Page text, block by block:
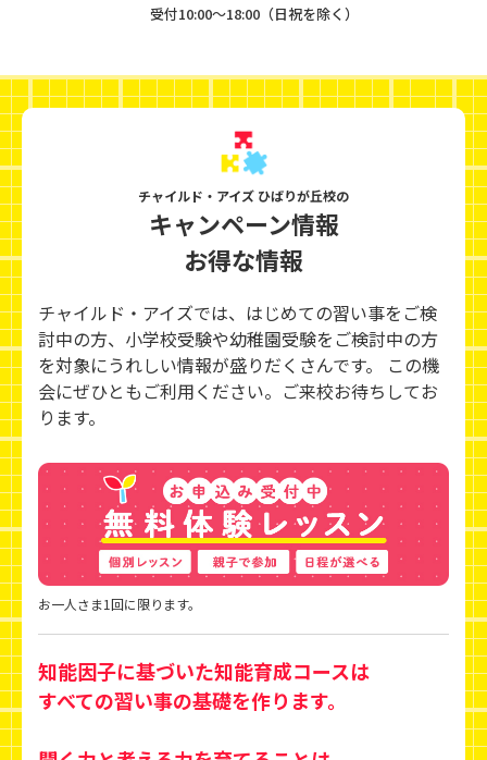
受付10:00〜18:00（日祝を除く）
チャイルド・アイズ ひばりが丘校の
キャンペーン情報
お得な情報
チャイルド・アイズでは、はじめての習い事をご検
討中の方、小学校受験や幼稚園受験をご検討中の方
を対象にうれしい情報が盛りだくさんです。 この機
会にぜひともご利用ください。ご来校お待ちしてお
ります。
お一人さま1回に限ります。
知能因子に基づいた知能育成コースは
すべての習い事の基礎を作ります。